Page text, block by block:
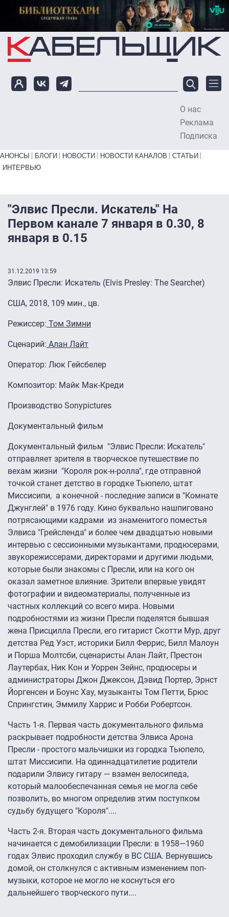
Перейти к основному содержанию
О нас
Реклама
Подписка
Primary links bottom
АНОНСЫ БЛОГИ НОВОСТИ НОВОСТИ КАНАЛОВ
СТАТЬИ
ИНТЕРВЬЮ
"Элвис Пресли. Искатель" На
Первом канале 7 января в 0.30, 8
января в 0.15
31.12.2019 13:59
Элвис Пресли: Искатель (Elvis Presley: The Searcher)
США, 2018, 109 мин., цв.
Режиссер: Том Зимни
Сценарий: Алан Лайт
Оператор: Люк Гейсбелер
Композитор: Майк Мак-Креди
Производство Sonypictures
Документальный фильм
Документальный фильм "Элвис Пресли: Искатель"
отправляет зрителя в творческое путешествие по
вехам жизни "Короля рок-н-ролла", где отправной
точкой станет детство в городке Тьюпело, штат
Миссисипи, а конечной - последние записи в "Комнате
Джунглей" в 1976 году. Кино буквально нашпиговано
потрясающими кадрами из знаменитого поместья
Элвиса "Грейсленда" и более чем двадцатью новыми
интервью с сессионными музыкантами, продюсерами,
звукорежиссерами, директорами и другими людьми,
которые были знакомы с Пресли, или на кого он
оказал заметное влияние. Зрители впервые увидят
фотографии и видеоматериалы, полученные из
частных коллекций со всего мира. Новыми
подробностями из жизни Пресли поделятся бывшая
жена Присцилла Пресли, его гитарист Скотти Мур, друг
детства Ред Уэст, историки Билл Феррис, Билл Малоун
и Порша Молтсби, сценаристы Алан Лайт, Престон
Лаутербах, Ник Кон и Уоррен Зейнс, продюсеры и
администраторы Джон Джексон, Дэвид Портер, Эрнст
Йоргенсен и Боунс Хау, музыканты Том Петти, Брюс
Спрингстин, Эммилу Харрис и Робби Робертсон.
Часть 1-я. Первая часть документального фильма
раскрывает подробности детства Элвиса Арона
Пресли - простого мальчишки из городка Тьюпело,
штат Миссисипи. На одиннадцатилетие родители
подарили Элвису гитару — взамен велосипеда,
который малообеспечанная семья не могла себе
позволить, во многом определив этим поступком
судьбу будущего "Короля"....
Часть 2-я. Вторая часть документального фильма
начинается с демобилизации Пресли: в 1958—1960
годах Элвис проходил службу в ВС США. Вернувшись
домой, он столкнулся с активным изменением поп-
музыки, которое не могло не коснуться его
дальнейшего творческого пути....